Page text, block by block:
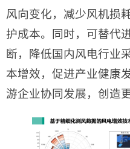
风向变化，减少风机损
护成本。同时，可替代
断，降低国内风电行业
本增效，促进产业健康
游企业协同发展，创造